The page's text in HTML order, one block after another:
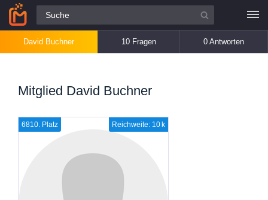
Alle Fragen
David Buchner 10 Fragen 0 Antworten
Mitglied David Buchner
Reichweite: 10 k
6810. Platz